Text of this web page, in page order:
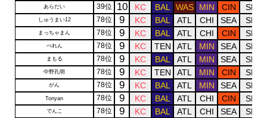
あらだい 39位 10 KC BAL WAS MIN CIN SF
しゅうまい12 78位 9 KC BAL ATL CHI SEA SF
まっちゃまん 78位 9 KC BAL ATL CHI CIN SF
べれん 78位 9 KC TEN ATL MIN SEA SF
まもる 78位 9 KC BAL ATL MIN SEA SF
中野孔明 78位 9 KC TEN ATL MIN CIN SF
がん 78位 9 KC BAL ATL MIN SEA SF
Tonyan 78位 9 KC BAL ATL CHI CIN SF
でんこ 78位 9 KC BAL ATL CHI SEA SF